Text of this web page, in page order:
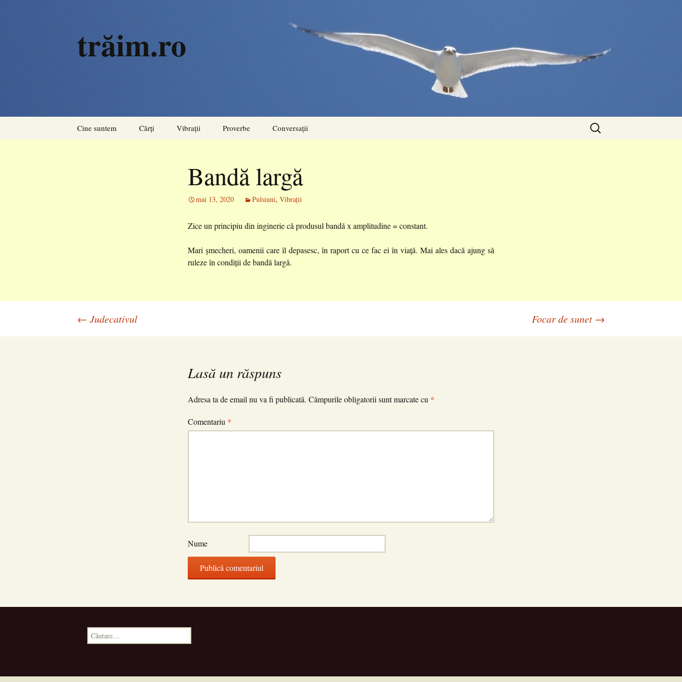
trăim.ro
Cine suntem Cărți Vibrații
Acorduri
Pulsiuni
Proverbe Conversații
Caută
după:
Bandă largă
mai 13, 2020 Pulsiuni, Vibrații
Zice un principiu din inginerie că produsul bandă x amplitudine = constant.
Mari șmecheri, oamenii care îl depasesc, în raport cu ce fac ei în viață. Mai ales dacă ajung să
ruleze în condiții de bandă largă.
Navigare
← Judecativul Focar de sunet →
Lasă un răspuns
Adresa ta de email nu va fi publicată. Câmpurile obligatorii sunt marcate cu *
Comentariu *
Nume
Caută
după: